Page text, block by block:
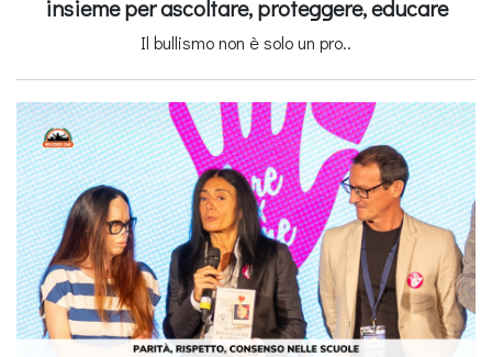
insieme per ascoltare, proteggere, educare
Il bullismo non è solo un pro..